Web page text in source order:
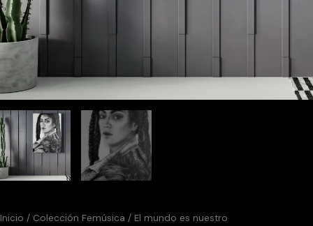
Inicio / Colección Femúsica / El mundo es nuestro